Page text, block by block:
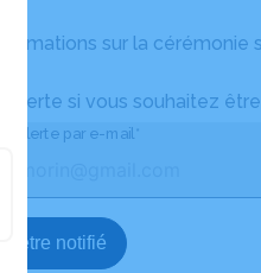
sur la
alerte si vous souhaitez
alerte par e-mail*
être notifié